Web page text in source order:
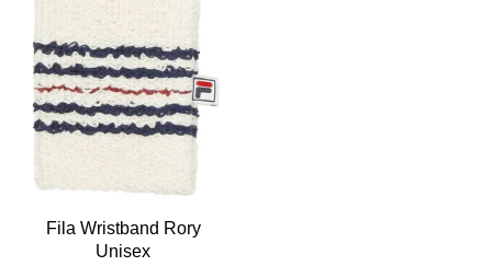
Fila Wristband Rory
Unisex